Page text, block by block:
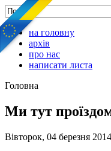
на головну
архів
про нас
написати листа
Головна
Ми тут
Вівторок, 04 березня